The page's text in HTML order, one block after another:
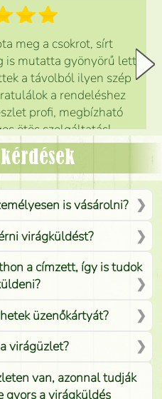
meg a csokrot, sírt
is mutatta gyönyörű lett.
a távolból ilyen szép
a rendeléshez
profi, megbízható
ötös szolgáltatás!
Mónika
is vásárolni?
virágküldést?
a címzett, így is tudok
üzenőkártyát?
virágüzlet?
van, azonnal tudják
gyors a virágküldés